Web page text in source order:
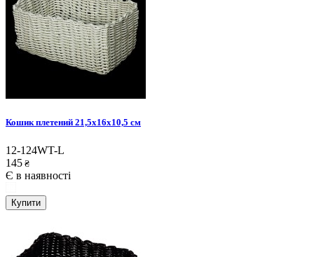
Кошик плетений 21,5х16х10,5 см
12-124WT-L
145 ₴
Є в наявності
Купити